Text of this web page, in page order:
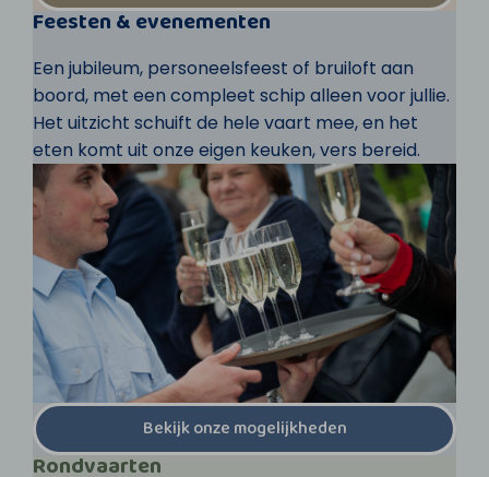
Feesten & evenementen
Een jubileum, personeelsfeest of bruiloft aan
boord, met een compleet schip alleen voor jullie.
Het uitzicht schuift de hele vaart mee, en het
eten komt uit onze eigen keuken, vers bereid.
Bekijk onze mogelijkheden
Rondvaarten